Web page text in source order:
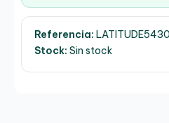
Referencia:
Stock: Sin stock